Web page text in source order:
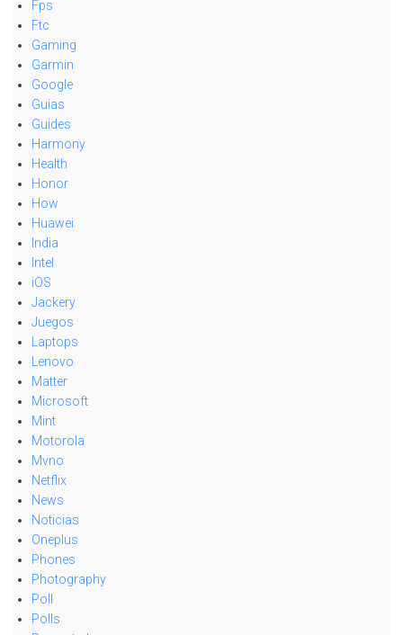
Fps
Ftc
Gaming
Garmin
Google
Guias
Guides
Harmony
Health
Honor
How
Huawei
India
Intel
iOS
Jackery
Juegos
Laptops
Lenovo
Matter
Microsoft
Mint
Motorola
Mvno
Netflix
News
Noticias
Oneplus
Phones
Photography
Poll
Polls